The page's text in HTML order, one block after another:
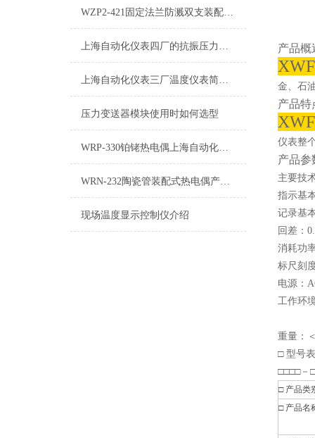
WZP2-421固定法兰防溅双支装配式热电阻技术介绍
上海自动化仪表四厂的抗振压力表适用环境剧烈振动场所
上海自动化仪表三厂温度仪表简介和温度控制仪表的定义
压力变送器模块使用时如何选型
WRP-330铂铑热电偶​上海自动化仪表三厂
WRN-232陶瓷管装配式热电偶产品介绍
现场温度显示控制仪介绍
产品概
金、石
产品特
仪表整
产品参
主要技
指示基
记录基
回差：
消耗功
标尺刻
电源：
工作环
重量：
□ 型号
□□□□－
□ 产品类
□ 产品名